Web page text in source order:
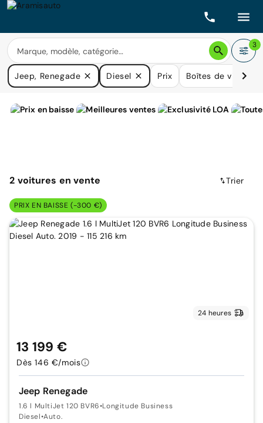
3
Jeep, Renegade Diesel Prix Boîtes de vitesse
2 voitures en vente Trier
PRIX EN BAISSE (-300 €)
24 heures
Jeep Renegade
1.6 l MultiJet 120 BVR6•Longitude Business
Diesel•Auto.
13 199 €
Dès 146 €/mois